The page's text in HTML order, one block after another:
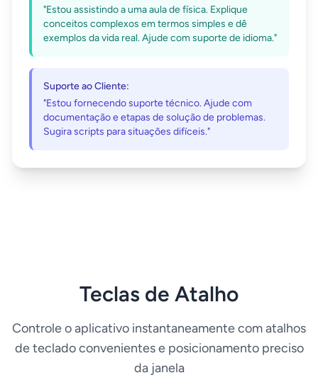
"Estou assistindo a uma aula de física. Explique
conceitos complexos em termos simples e dê
exemplos da vida real. Ajude com suporte de idioma."
Suporte ao Cliente:
"Estou fornecendo suporte técnico. Ajude com
documentação e etapas de solução de problemas.
Sugira scripts para situações difíceis."
Teclas de Atalho
Controle o aplicativo instantaneamente com atalhos
de teclado convenientes e posicionamento preciso
da janela